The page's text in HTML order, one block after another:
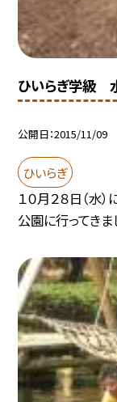
ひいらぎ学級
公開日 2015/11/09
ひいらぎ
１０月２８日（水
公園に行ってきま